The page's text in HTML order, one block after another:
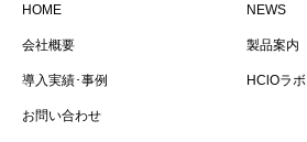
HOME NEWS
会社概要 製品案内
導入実績･事例 HClOラボ
お問い合わせ